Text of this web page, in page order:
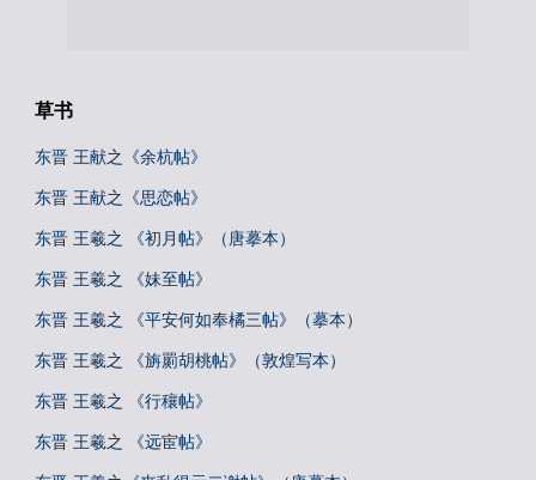
草书
东晋 王献之《余杭帖》
东晋 王献之《思恋帖》
东晋 王羲之 《初月帖》（唐摹本）
东晋 王羲之 《妹至帖》
东晋 王羲之 《平安何如奉橘三帖》（摹本）
东晋 王羲之 《旃罽胡桃帖》（敦煌写本）
东晋 王羲之 《行穰帖》
东晋 王羲之 《远宦帖》